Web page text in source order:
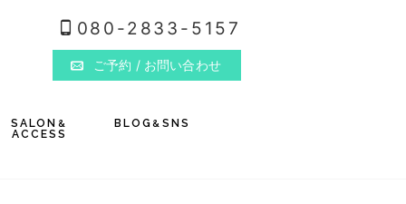
080-2833-5157
ご予約 / お問い合わせ
SALON &
ACCESS
BLOG & SNS